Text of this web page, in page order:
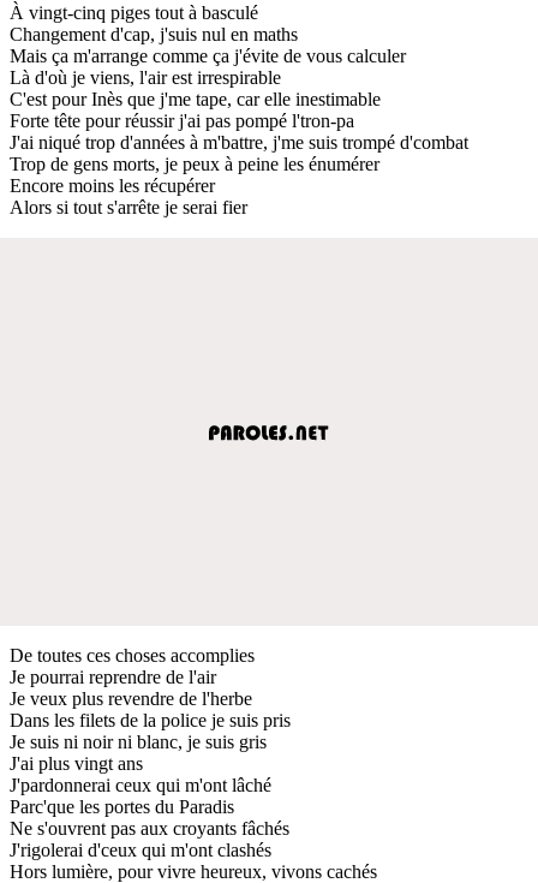
À vingt-cinq piges tout à basculé
Changement d'cap, j'suis nul en maths
Mais ça m'arrange comme ça j'évite de vous calculer
Là d'où je viens, l'air est irrespirable
C'est pour Inès que j'me tape, car elle inestimable
Forte tête pour réussir j'ai pas pompé l'tron-pa
J'ai niqué trop d'années à m'battre, j'me suis trompé d'combat
Trop de gens morts, je peux à peine les énumérer
Encore moins les récupérer
Alors si tout s'arrête je serai fier
De toutes ces choses accomplies
Je pourrai reprendre de l'air
Je veux plus revendre de l'herbe
Dans les filets de la police je suis pris
Je suis ni noir ni blanc, je suis gris
J'ai plus vingt ans
J'pardonnerai ceux qui m'ont lâché
Parc'que les portes du Paradis
Ne s'ouvrent pas aux croyants fâchés
J'rigolerai d'ceux qui m'ont clashés
Hors lumière, pour vivre heureux, vivons cachés